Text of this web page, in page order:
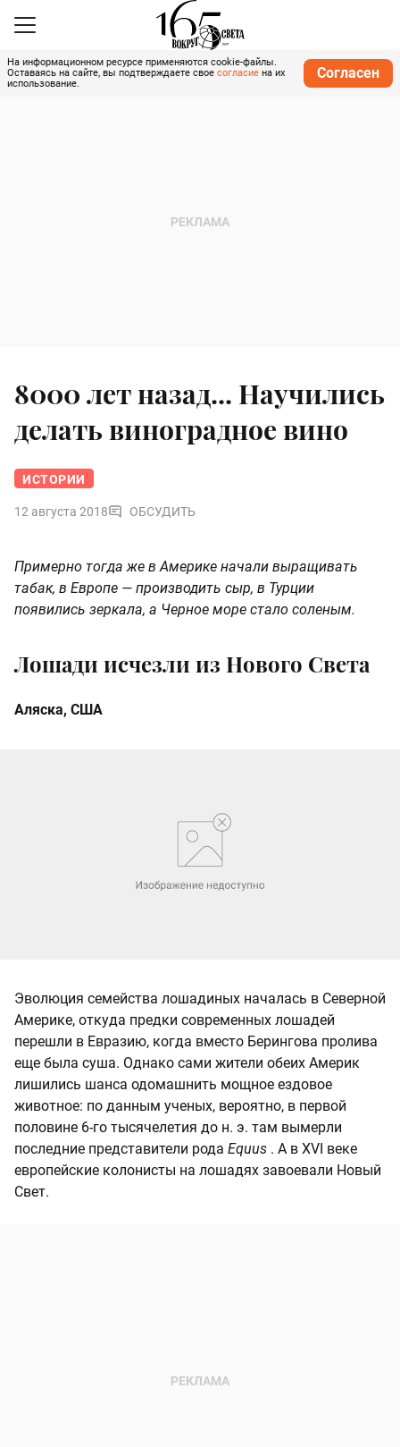
На информационном ресурсе применяются cookie-файлы.
Оставаясь на сайте, вы подтверждаете свое согласие на их
использование.
Согласен
8000 лет назад... Научились
делать виноградное вино
ИСТОРИИ
12 августа 2018 ОБСУДИТЬ
Примерно тогда же в Америке начали выращивать
табак, в Европе — производить сыр, в Турции
появились зеркала, а Черное море стало соленым.
Лошади исчезли из Нового Света
Аляска, США
Эволюция семейства лошадиных началась в Северной
Америке, откуда предки современных лошадей
перешли в Евразию, когда вместо Берингова пролива
еще была суша. Однако сами жители обеих Америк
лишились шанса одомашнить мощное ездовое
животное: по данным ученых, вероятно, в первой
половине 6-го тысячелетия до н. э. там вымерли
последние представители рода Equus . А в XVI веке
европейские колонисты на лошадях завоевали Новый
Свет.